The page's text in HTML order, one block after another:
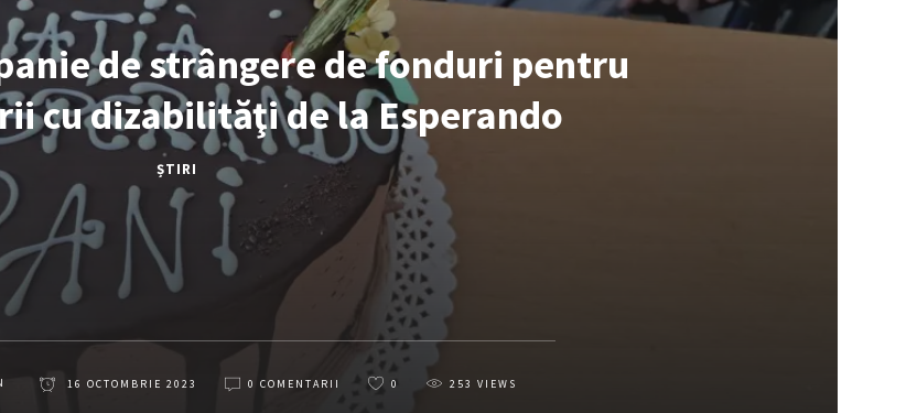
de strângere de fonduri pentru
cu dizabilităţi de la Esperando
ȘTIRI
16 OCTOMBRIE 2023 0 COMENTARII 0 253 VIEWS